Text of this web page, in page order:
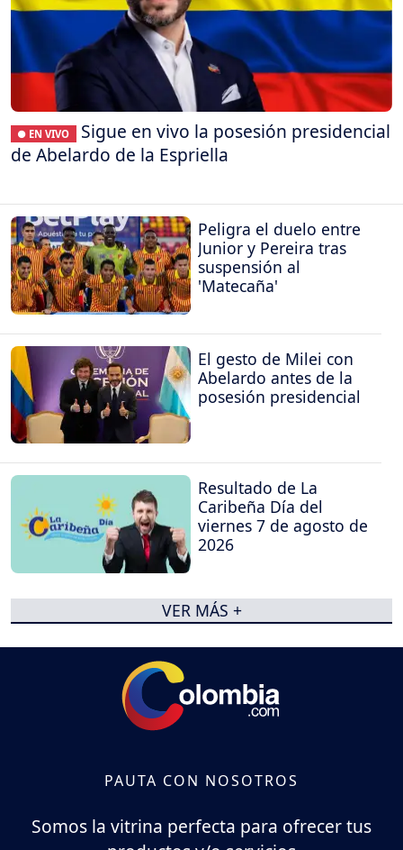
● EN VIVO
Sigue en vivo la posesión presidencial
de Abelardo de la Espriella
Peligra el duelo entre
Junior y Pereira tras
suspensión al
'Matecaña'
El gesto de Milei con
Abelardo antes de la
posesión presidencial
Resultado de La
Caribeña Día del
viernes 7 de agosto de
2026
VER MÁS +
PAUTA CON NOSOTROS
Somos la vitrina perfecta para ofrecer tus